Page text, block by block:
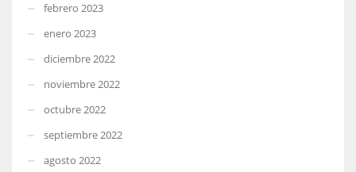
febrero 2023
enero 2023
diciembre 2022
noviembre 2022
octubre 2022
septiembre 2022
agosto 2022